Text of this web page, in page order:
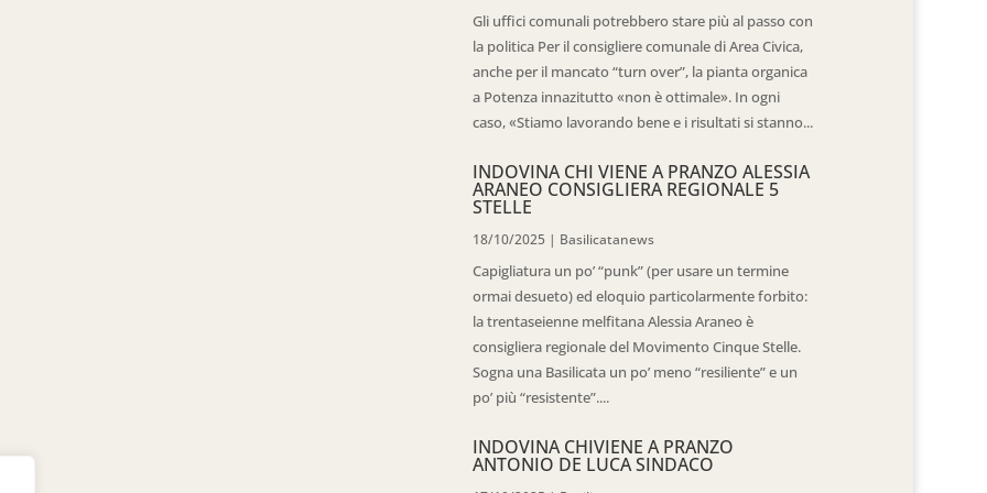
Gli uffici comunali potrebbero stare più al passo con
la politica Per il consigliere comunale di Area Civica,
anche per il mancato “turn over”, la pianta organica
a Potenza innazitutto «non è ottimale». In ogni
caso, «Stiamo lavorando bene e i risultati si stanno...
INDOVINA CHI VIENE A PRANZO ALESSIA
ARANEO CONSIGLIERA REGIONALE 5
STELLE
18/10/2025 | Basilicatanews
Capigliatura un po’ “punk” (per usare un termine
ormai desueto) ed eloquio particolarmente forbito:
la trentaseienne melfitana Alessia Araneo è
consigliera regionale del Movimento Cinque Stelle.
Sogna una Basilicata un po’ meno “resiliente” e un
po’ più “resistente”....
INDOVINA CHIVIENE A PRANZO
ANTONIO DE LUCA SINDACO